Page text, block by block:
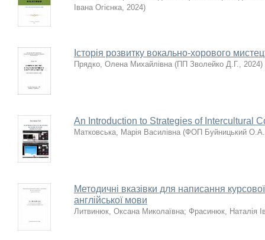
Івана Огієнка, 2024)
Історія розвитку вокально-хорового
Прядко, Олена Михайлівна (ПП Зволейко Д.Г., 2024)
An Introduction to Strategies of Intercultural
Матковська, Марія Василівна (ФОП Буйницький О.А.
Методичні вказівки для написання
англійської мови
Литвинюк, Оксана Миколаївна; Фрасинюк, Наталія